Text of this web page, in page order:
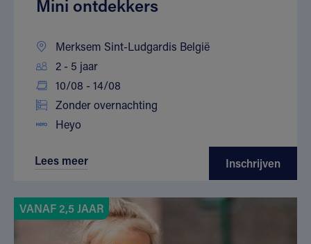
Mini ontdekkers
Merksem Sint-Ludgardis België
2 - 5 jaar
10/08 - 14/08
Zonder overnachting
Heyo
Lees meer Inschrijven
VANAF 2,5 JAAR